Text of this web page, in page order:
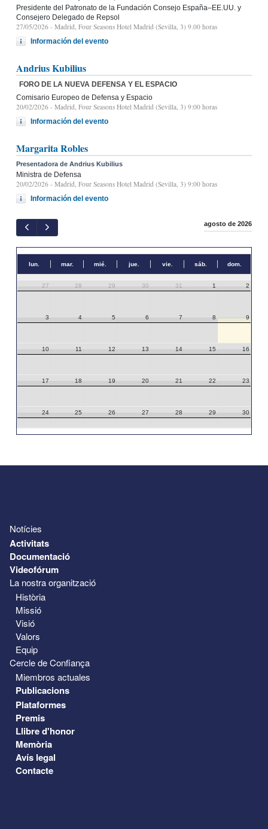
Presidente del Patronato de la Fundación Consejo España–EE.UU. y
Consejero Delegado de Repsol
27/05/2026 - Madrid, Four Seasons Hotel Madrid (Sevilla, 3) 9.00 horas
Información del evento
Andrius Kubilius
FORO DE LA NUEVA DEFENSA Y EL ESPACIO
Comisario Europeo de Defensa y Espacio
20/02/2026 - Madrid, Four Seasons Hotel Madrid (Sevilla, 3) 9:00 horas
Información del evento
Margarita Robles
Presentadora de Andrius Kubilius
Ministra de Defensa
20/02/2026 - Madrid, Four Seasons Hotel Madrid (Sevilla, 3) 9:00 horas
Información del evento
agosto de 2026
lun. mar. mié. jue. vie. sáb. dom.
27 28 29 30 31 1 2
3 4 5 6 7 8 9
10 11 12 13 14 15 16
17 18 19 20 21 22 23
24 25 26 27 28 29 30
Notícies
Activitats
Documentació
Videofórum
La nostra organització
Història
Missió
Visió
Valors
Equip
Cercle de Confiança
Miembros actuales
Publicacions
Plataformes
Premis
Llibre d'honor
Memòria
Avís legal
Contacte